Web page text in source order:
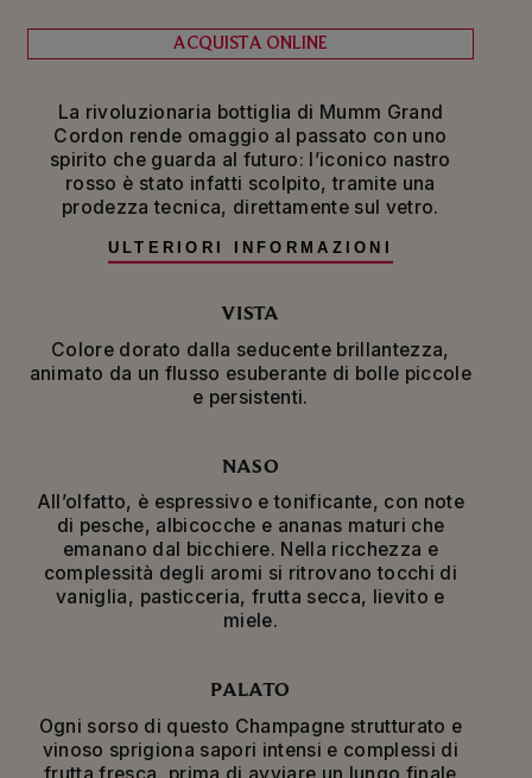
ACQUISTA ONLINE
La rivoluzionaria bottiglia di Mumm Grand
Cordon rende omaggio al passato con uno
spirito che guarda al futuro: l’iconico nastro
rosso è stato infatti scolpito, tramite una
prodezza tecnica, direttamente sul vetro.
Incarnazione dello stile della Maison, il Mumm
vitigno Pinot Noir della regione francese dello
Champagne. La miscela comprende più di 100
cru, per un vino audace e ricco che sa bilanciare
sottilmente la forza e la struttura del Pinot Noir,
l’eleganza e la mineralità dello Chardonnay e le
invecchiata in tini di rovere, per raggiungere una
complessità aromatica ancora maggiore.
Per brindare nelle occasioni importanti, per
festeggiare successi personali o semplicemente
per celebrare degnamente l’amicizia anche
durante un incontro improvvisato: l’eccezionale
memorabili della vita.
ULTERIORI INFORMAZIONI
VISTA
Colore dorato dalla seducente brillantezza,
animato da un flusso esuberante di bolle piccole
e persistenti.
NASO
All’olfatto, è espressivo e tonificante, con note
di pesche, albicocche e ananas maturi che
emanano dal bicchiere. Nella ricchezza e
complessità degli aromi si ritrovano tocchi di
vaniglia, pasticceria, frutta secca, lievito e
miele.
PALATO
Ogni sorso di questo Champagne strutturato e
vinoso sprigiona sapori intensi e complessi di